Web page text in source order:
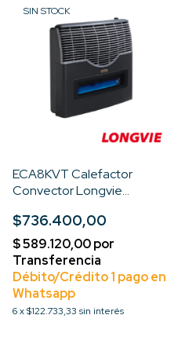
SIN STOCK
ECA8KVT Calefactor
Convector Longvie
$736.400,00
6x$122.733,33 sin interés